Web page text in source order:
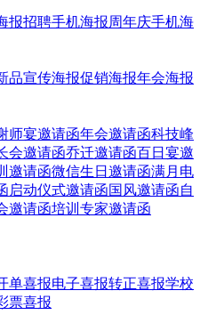
报招聘手机海报周年庆手机海
品宣传海报促销海报年会海报
师宴邀请函年会邀请函科技峰
会邀请函乔迁邀请函百日宴邀
邀请函微信生日邀请函满月电
启动仪式邀请函国风邀请函自
邀请函培训专家邀请函
单喜报电子喜报转正喜报学校
票喜报